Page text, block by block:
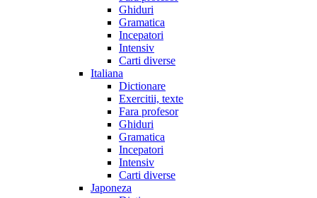
Ghiduri
Gramatica
Incepatori
Intensiv
Carti diverse
Italiana
Dictionare
Exercitii, texte
Fara profesor
Ghiduri
Gramatica
Incepatori
Intensiv
Carti diverse
Japoneza